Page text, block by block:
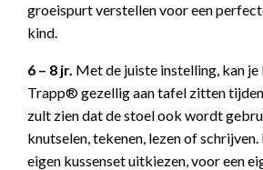
groeispurt verstellen voor een
kind.
6 – 8 jr. Met de juiste instelling, kan
Trapp® gezellig aan tafel zitten
zult zien dat de stoel ook wordt
knutselen, tekenen, lezen of schrijven.
eigen kussenset uitkiezen, voor een